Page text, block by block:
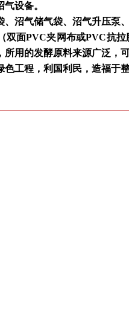
设备。
、沼气储气袋、沼气升压泵
双面PVC夹网布或PVC抗
用的发酵原料来源广泛，
工程，利国利民，造福于整